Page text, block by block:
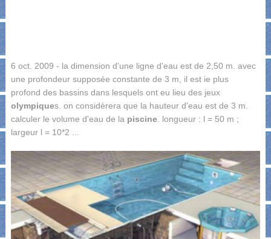
6 oct. 2009 - la dimension d'une ligne d'eau est de 2,50 m. avec
une profondeur supposée constante de 3 m, il est ie plus
profond des bassins dans lesquels ont eu lieu des jeux
olympiques. on considèrera que la hauteur d'eau est de 3 m.
calculer le volume d'eau de la piscine. longueur : l = 50 m ;
largeur l = 10*2 ...